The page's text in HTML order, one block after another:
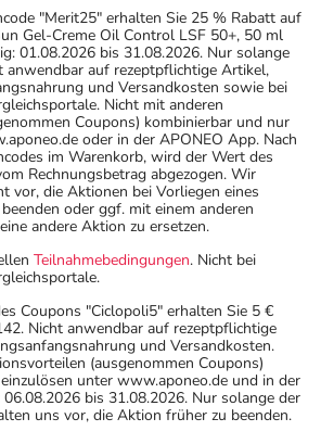
"Merit25" erhalten Sie 25 % Rabatt auf
Gel-Creme Oil Control LSF 50+, 50 ml
01.08.2026 bis 31.08.2026. Nur solange
anwendbar auf rezeptpflichtige Artikel,
und Versandkosten sowie bei
Nicht mit anderen
Coupons) kombinierbar und nur
oder in der APONEO App. Nach
im Warenkorb, wird der Wert des
Rechnungsbetrag abgezogen. Wir
vor, die Aktionen bei Vorliegen eines
oder ggf. mit einem anderen
andere Aktion zu ersetzen.
Teilnahmebedingungen. Nicht bei
Coupons "Ciclopoli5" erhalten Sie 5 €
Nicht anwendbar auf rezeptpflichtige
und Versandkosten.
(ausgenommen Coupons)
unter www.aponeo.de und in der
bis 31.08.2026. Nur solange der
uns vor, die Aktion früher zu beenden.